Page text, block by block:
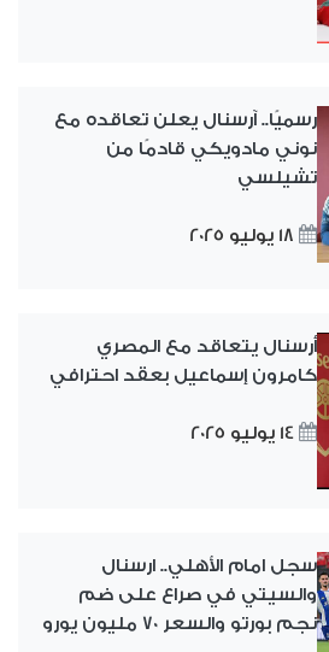
رسميًا.. آرسنال يعلن تعاقده مع
نوني مادويكي قادمًا من
تشيلسي
18 يوليو 2025
أرسنال يتعاقد مع المصري
كامرون إسماعيل بعقد احترافي
14 يوليو 2025
سجل امام الأهلي.. ارسنال
والسيتي في صراع على ضم
نجم بورتو والسعر 70 مليون يورو